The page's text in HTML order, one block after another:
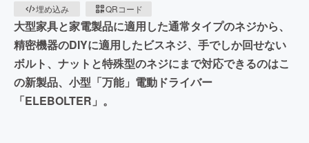
埋め込み
QRコード
大型家具と家電製品に適用した通常タイプのネジから、
精密機器のDIYに適用したビスネジ、手でしか回せない
ボルト、ナットと特殊型のネジにまで対応できるのはこ
の新製品、小型「万能」電動ドライバー
「ELEBOLTER」。